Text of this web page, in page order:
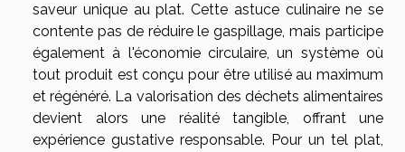
saveur unique au plat. Cette astuce culinaire ne se
contente pas de réduire le gaspillage, mais participe
également à l'économie circulaire, un système où
tout produit est conçu pour être utilisé au maximum
et régénéré. La valorisation des déchets alimentaires
devient alors une réalité tangible, offrant une
expérience gustative responsable. Pour un tel plat,